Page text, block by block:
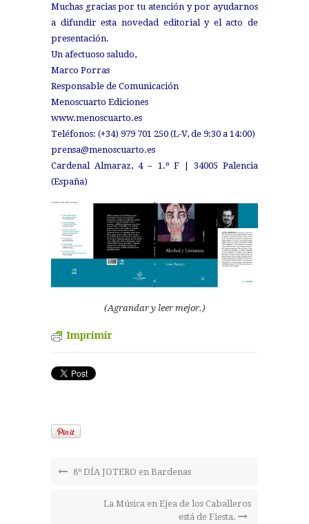
Muchas gracias por tu atención y por ayudarnos
a difundir esta novedad editorial y el acto de
presentación.
Un afectuoso saludo,
Marco Porras
Responsable de Comunicación
Menoscuarto Ediciones
www.menoscuarto.es
Teléfonos: (+34) 979 701 250 (L-V, de 9:30 a 14:00)
prensa@menoscuarto.es
Cardenal Almaraz, 4 – 1.º F | 34005 Palencia
(España)
(Agrandar y leer mejor.)
Imprimir
8º DÍA JOTERO en Bardenas
La Música en Ejea de los Caballeros
está de Fiesta.